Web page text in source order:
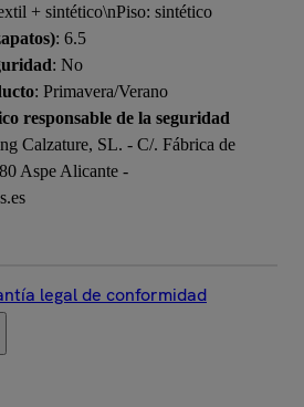
+ sintético\nPiso: sintético
: 6.5
: No
: Primavera/Verano
responsable de la seguridad
Calzature, SL. - C/. Fábrica de
Aspe Alicante -
legal de conformidad